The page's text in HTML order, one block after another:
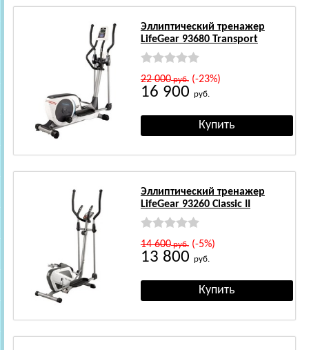
Эллиптический тренажер
LifeGear 93680 Transport
22 000руб.(-23%)
16 900 руб.
Эллиптический тренажер
LifeGear 93260 Classic II
14 600руб.(-5%)
13 800 руб.